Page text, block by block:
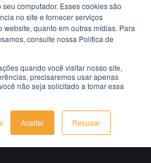
computador. Esses cookies são
no site e fornecer serviços
quanto em outras mídias. Para
consulte nossa Política de
quando você visitar nosso site,
precisaremos usar apenas
não seja solicitado a tomar essa
Aceitar Recusar